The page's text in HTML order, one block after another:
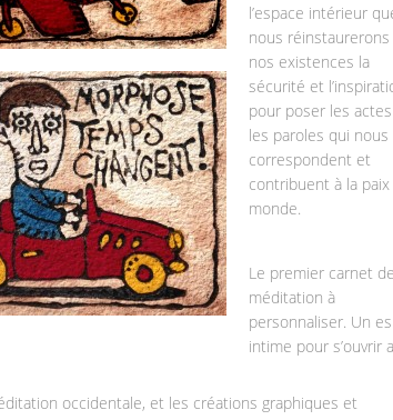
l’espace intérieur
nous réinstaurerons
nos existences la
sécurité et
pour poser les
les paroles qui nous
correspondent et
contribuent à la
monde.
Le premier carnet
méditation à
personnaliser. Un
intime pour s’ouvrir
occidentale, et les créations graphiques et